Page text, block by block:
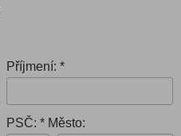
Příjmení: *
PSČ: * Město: